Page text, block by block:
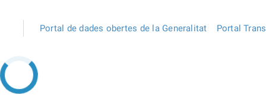
Portal de dades obertes de la Generalitat Portal